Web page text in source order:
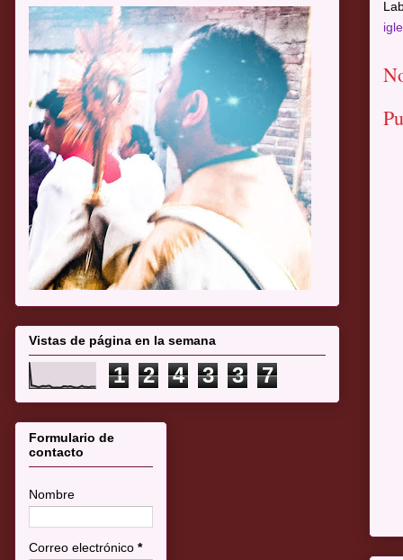
Vistas de página en la semana
1 2 4 3 3 7
Formulario de
contacto
Nombre
Correo electrónico *